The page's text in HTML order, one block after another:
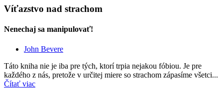
Víťazstvo nad strachom
Nenechaj sa manipulovať!
John Bevere
Táto kniha nie je iba pre tých, ktorí trpia nejakou fóbiou. Je pre
každého z nás, pretože v určitej miere so strachom zápasíme všetci...
Čítať viac